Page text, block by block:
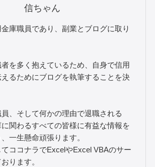
信ちゃん
庫職員であり、副業とブログに取り
を多く抱えているため、自身で信用
るためにブログを執筆することを決
、そして何かの理由で退職される
関わるすべての皆様に有益な情報を
一生懸命頑張ります。
ココナラでExcelやExcel VBAのサー
ります。